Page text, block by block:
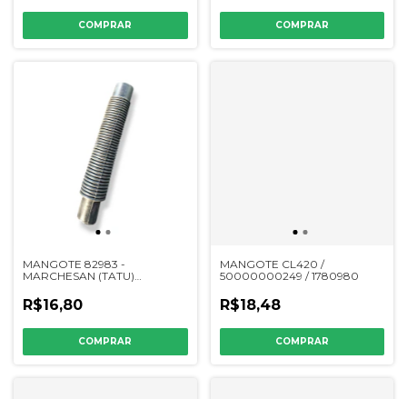
MANGOTE 82983 -
MARCHESAN (TATU)
R$16,80
MANGOTE CL420 /
50000000249 / 1780980
R$18,48